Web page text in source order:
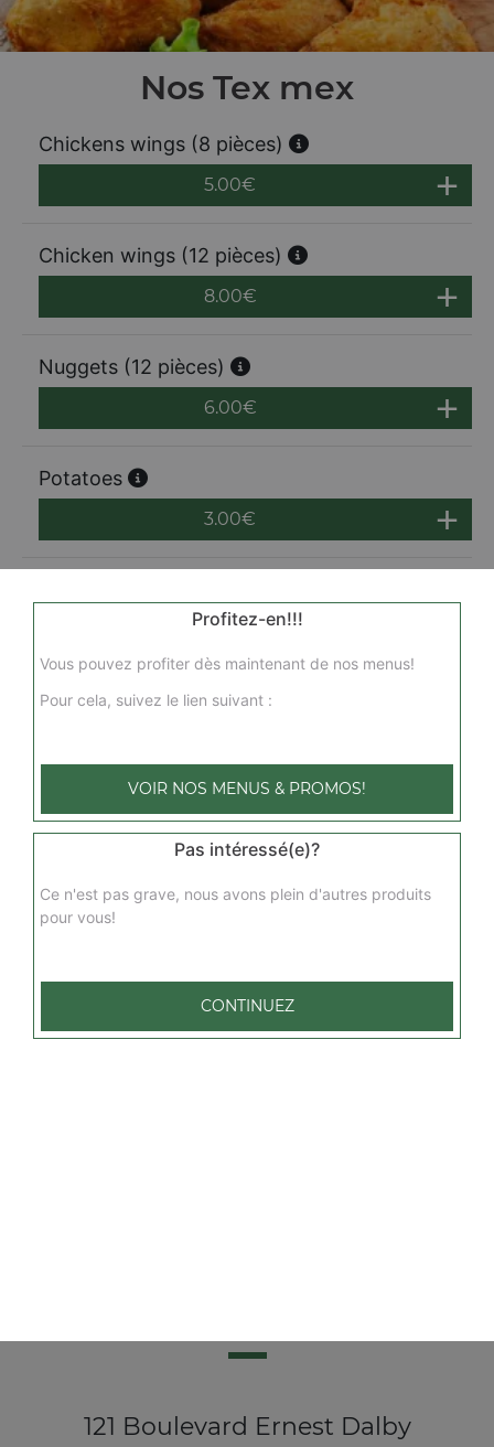
Nos Tex mex
Chickens wings (8 pièces)
5.00€
Chicken wings (12 pièces)
8.00€
Nuggets (12 pièces)
6.00€
Potatoes
3.00€
121 Boulevard Ernest Dalby
Profitez-en!!!
Vous pouvez profiter dès maintenant de nos menus!
Pour cela, suivez le lien suivant :
VOIR NOS MENUS & PROMOS!
Pas intéressé(e)?
Ce n'est pas grave, nous avons plein d'autres produits
pour vous!
CONTINUEZ